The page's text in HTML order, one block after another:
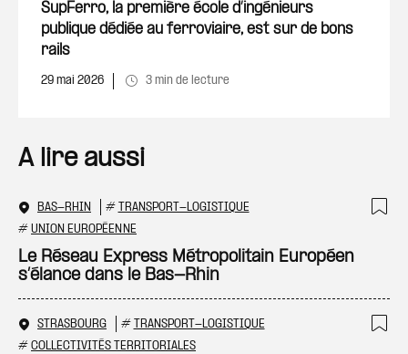
SupFerro, la première école d’ingénieurs
publique dédiée au ferroviaire, est sur de bons
rails
29 mai 2026 3 min de lecture
A lire aussi
BAS-RHIN # TRANSPORT-LOGISTIQUE
# UNION EUROPÉENNE
Le Réseau Express Métropolitain Européen
s’élance dans le Bas-Rhin
STRASBOURG # TRANSPORT-LOGISTIQUE
# COLLECTIVITÉS TERRITORIALES